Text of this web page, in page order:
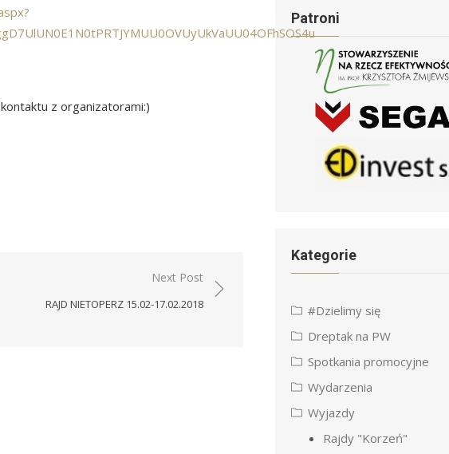
z organizatorami:)
Next Post
RAJD NIETOPERZ 15.02-17.02.2018
Patroni
Kategorie
#Dzielimy się
Dreptak na PW
Spotkania promocyjne
Wydarzenia
Wyjazdy
Rajdy "Korzeń"